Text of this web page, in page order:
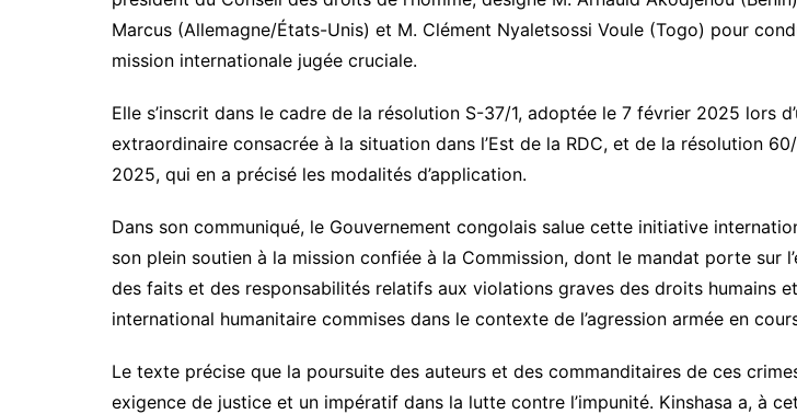
Marcus (Allemagne/États-Unis) et M. Clément Nyaletsossi Voule (Togo) pour
mission internationale jugée cruciale.
Elle s’inscrit dans le cadre de la résolution S-37/1, adoptée le 7 février 2025 lors
extraordinaire consacrée à la situation dans l’Est de la RDC, et de la résolution
2025, qui en a précisé les modalités d’application.
Dans son communiqué, le Gouvernement congolais salue cette initiative
son plein soutien à la mission confiée à la Commission, dont le mandat porte sur
des faits et des responsabilités relatifs aux violations graves des droits humains
international humanitaire commises dans le contexte de l’agression armée en
Le texte précise que la poursuite des auteurs et des commanditaires de ces
exigence de justice et un impératif dans la lutte contre l’impunité. Kinshasa a, à